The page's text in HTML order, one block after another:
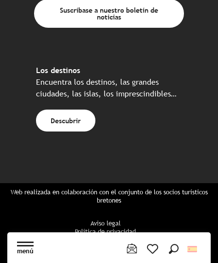
menú
Suscríbase a nuestro boletín de
noticias
Los destinos
Encuentra los destinos, las grandes
ciudades, las islas, los imprescindibles…
Descubrir
Web realizada en colaboración con el conjunto de los socios turísticos
bretones
Aviso legal
Política de privacidad
Configuración de cookies